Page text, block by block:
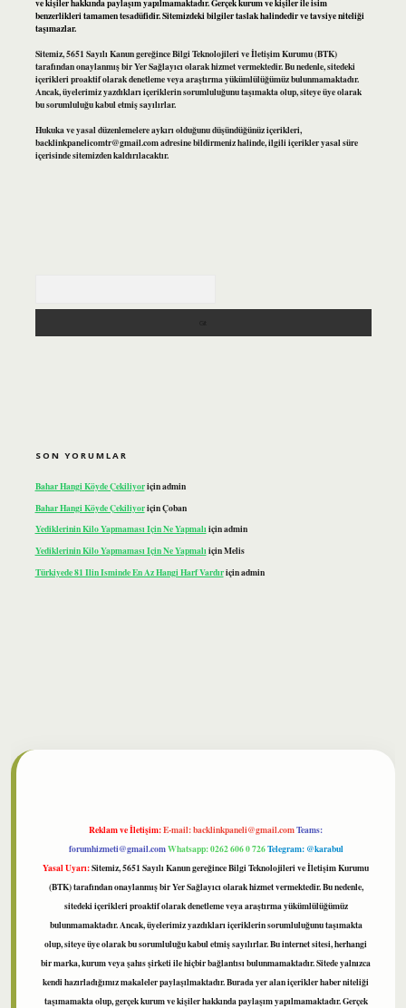
ve kişiler hakkında paylaşım yapılmamaktadır. Gerçek kurum ve kişiler ile isim
benzerlikleri tamamen tesadüfidir. Sitemizdeki bilgiler taslak halindedir ve tavsiye niteliği
taşımazlar.
Sitemiz, 5651 Sayılı Kanun gereğince Bilgi Teknolojileri ve İletişim Kurumu (BTK)
tarafından onaylanmış bir Yer Sağlayıcı olarak hizmet vermektedir. Bu nedenle, sitedeki
içerikleri proaktif olarak denetleme veya araştırma yükümlülüğümüz bulunmamaktadır.
Ancak, üyelerimiz yazdıkları içeriklerin sorumluluğunu taşımakta olup, siteye üye olarak
bu sorumluluğu kabul etmiş sayılırlar.
Hukuka ve yasal düzenlemelere aykırı olduğunu düşündüğünüz içerikleri,
backlinkpanelicomtr@gmail.comadresine bildirmeniz halinde, ilgili içerikler yasal süre
içerisinde sitemizden kaldırılacaktır.
SON YORUMLAR
Bahar Hangi Köyde Çekiliyoriçinadmin
Bahar Hangi Köyde ÇekiliyoriçinÇoban
Yediklerinin Kilo Yapmaması Için Ne Yapmalıiçinadmin
Yediklerinin Kilo Yapmaması Için Ne YapmalıiçinMelis
Türkiyede 81 Ilin Isminde En Az Hangi Harf Vardıriçinadmin
Reklam ve İletişim:E-mail:backlinkpaneli@gmail.comTeams:
forumhizmeti@gmail.comWhatsapp: 0262 606 0 726Telegram: @karabul
Yasal Uyarı:Sitemiz, 5651 Sayılı Kanun gereğince Bilgi Teknolojileri ve İletişim Kurumu
(BTK) tarafından onaylanmış bir Yer Sağlayıcı olarak hizmet vermektedir. Bu nedenle,
sitedeki içerikleri proaktif olarak denetleme veya araştırma yükümlülüğümüz
bulunmamaktadır. Ancak, üyelerimiz yazdıkları içeriklerin sorumluluğunu taşımakta
olup, siteye üye olarak bu sorumluluğu kabul etmiş sayılırlar. Bu internet sitesi, herhangi
bir marka, kurum veya şahıs şirketi ile hiçbir bağlantısı bulunmamaktadır. Sitede yalnızca
kendi hazırladığımız makaleler paylaşılmaktadır. Burada yer alan içerikler haber niteliği
taşımamakta olup, gerçek kurum ve kişiler hakkında paylaşım yapılmamaktadır. Gerçek